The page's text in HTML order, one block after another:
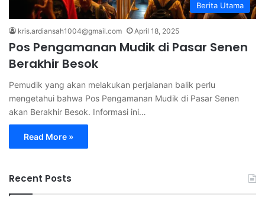
Berita Utama
kris.ardiansah1004@gmail.com April 18, 2025
Pos Pengamanan Mudik di Pasar Senen
Berakhir Besok
Pemudik yang akan melakukan perjalanan balik perlu
mengetahui bahwa Pos Pengamanan Mudik di Pasar Senen
akan Berakhir Besok. Informasi ini…
Read More »
Recent Posts